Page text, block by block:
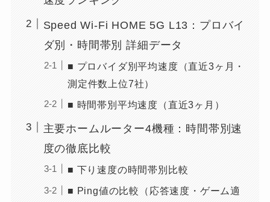
Speed Wi-Fi HOME 5G L13：プロバイ
ダ別・時間帯別 詳細データ
■ プロバイダ別平均速度（直近3ヶ月・
測定件数上位7社）
■ 時間帯別平均速度（直近3ヶ月）
主要ホームルーター4機種：時間帯別速
度の徹底比較
■ 下り速度の時間帯別比較
■ Ping値の比較（応答速度・ゲーム適